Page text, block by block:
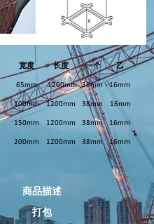
宽度 长度 一个 乙
65mm 1200mm 38mm 16mm
100mm 1200mm 38mm 16mm
150mm 1200mm 38mm 16mm
200mm 1200mm 38mm 16mm
商品描述
打包